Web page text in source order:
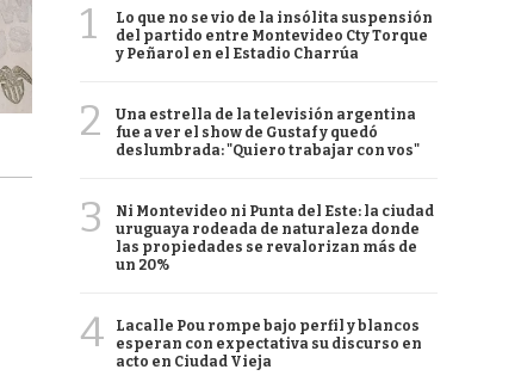
1
Lo que no se vio de la insólita suspensión
del partido entre Montevideo Cty Torque
y Peñarol en el Estadio Charrúa
2
Una estrella de la televisión argentina
fue a ver el show de Gustaf y quedó
deslumbrada: "Quiero trabajar con vos"
3
Ni Montevideo ni Punta del Este: la ciudad
uruguaya rodeada de naturaleza donde
las propiedades se revalorizan más de
un 20%
4
Lacalle Pou rompe bajo perfil y blancos
esperan con expectativa su discurso en
acto en Ciudad Vieja